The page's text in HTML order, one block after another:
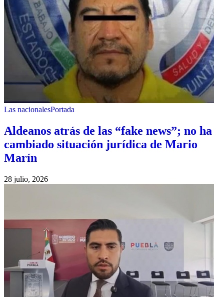
Las nacionalesPortada
Aldeanos atrás de las “fake news”; no ha
cambiado situación jurídica de Mario
Marín
28 julio, 2026